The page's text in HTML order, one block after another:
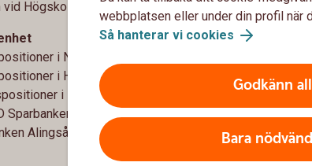
Högskolan i Borås.
i Nordea
i Handelsbanken
i Handelsbanken
Sparbanken Alingsås
Alingsås
webbplatsen eller under din profil när
Så hanterar vi cookies
Godkänn
Bara